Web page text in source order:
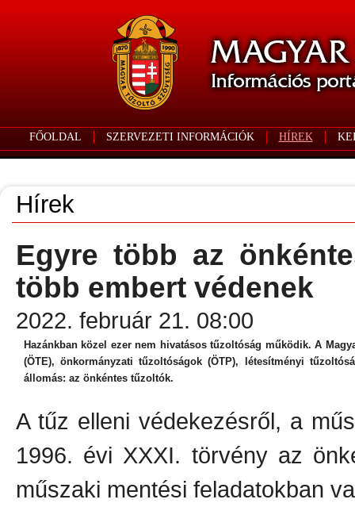
FŐOLDAL SZERVEZETI INFORMÁCIÓK HÍREK
Hírek
Egyre több az
több embert védenek
2022. február 21. 08:00
Hazánkban közel ezer nem hivatásos tűzoltóság működik. A
(ÖTE), önkormányzati tűzoltóságok (ÖTP), létesítményi
állomás: az önkéntes tűzoltók.
A tűz elleni védekezésről, a
1996. évi XXXI. törvény az
műszaki mentési feladatokban